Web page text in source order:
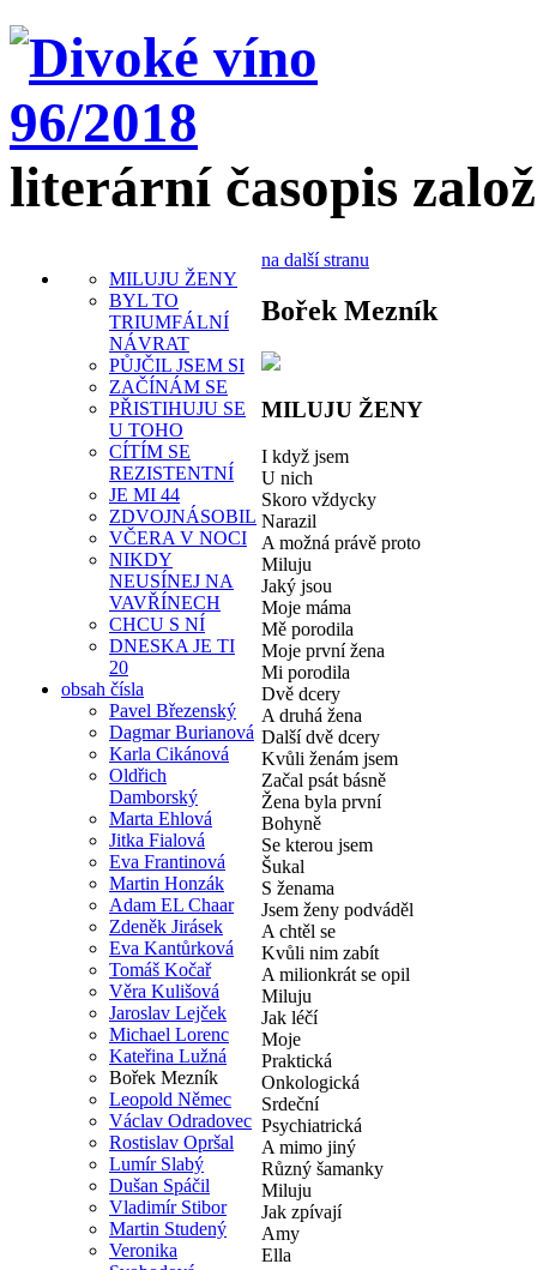
literární časopis
MILUJU ŽENY
BYL TO
TRIUMFÁLNÍ
NÁVRAT
PŮJČIL JSEM SI
ZAČÍNÁM SE
PŘISTIHUJU SE
U TOHO
CÍTÍM SE
REZISTENTNÍ
JE MI 44
ZDVOJNÁSOBIL
VČERA V NOCI
NIKDY
NEUSÍNEJ NA
VAVŘÍNECH
CHCU S NÍ
DNESKA JE TI
20
obsah čísla
Pavel Březenský
Dagmar Burianová
Karla Cikánová
Oldřich
Damborský
Marta Ehlová
Jitka Fialová
Eva Frantinová
Martin Honzák
Adam EL Chaar
Zdeněk Jirásek
Eva Kantůrková
Tomáš Kočař
Věra Kulišová
Jaroslav Lejček
Michael Lorenc
Kateřina Lužná
Bořek Mezník
Leopold Němec
Václav Odradovec
Rostislav Opršal
Lumír Slabý
Dušan Spáčil
Vladimír Stibor
Martin Studený
Veronika
na další stranu
Bořek Mezník
MILUJU ŽENY
I když jsem
U nich
Skoro vždycky
Narazil
A možná právě proto
Miluju
Jaký jsou
Moje máma
Mě porodila
Moje první žena
Mi porodila
Dvě dcery
A druhá žena
Další dvě dcery
Kvůli ženám jsem
Začal psát básně
Žena byla první
Bohyně
Se kterou jsem
Šukal
S ženama
Jsem ženy podváděl
A chtěl se
Kvůli nim zabít
A milionkrát se opil
Miluju
Jak léčí
Moje
Praktická
Onkologická
Srdeční
Psychiatrická
A mimo jiný
Různý šamanky
Miluju
Jak zpívají
Amy
Ella